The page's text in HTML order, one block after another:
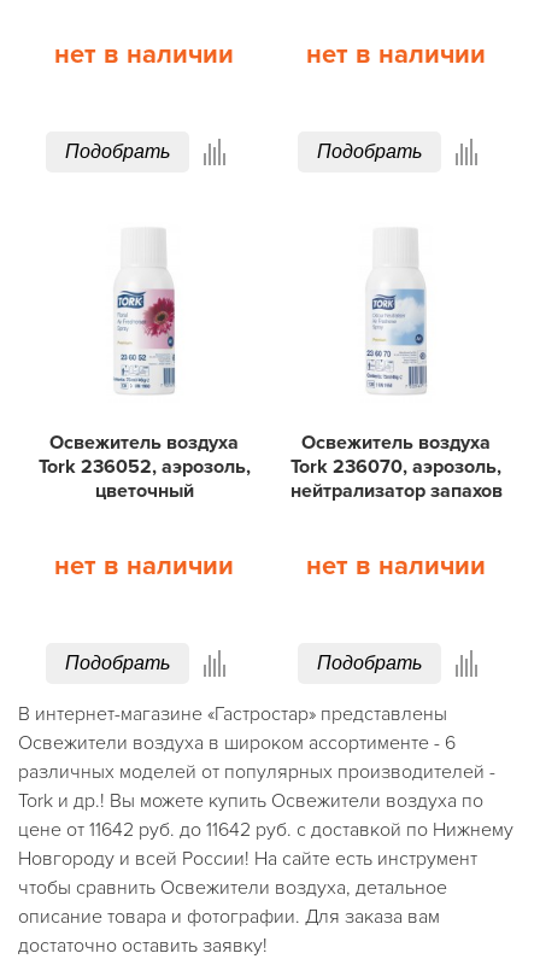
нет в наличии
Подобрать
нет в наличии
Подобрать
Освежитель воздуха
Tork 236052, аэрозоль,
цветочный
нет в наличии
Подобрать
Освежитель воздуха
Tork 236070, аэрозоль,
нейтрализатор запахов
нет в наличии
Подобрать
В интернет-магазине «Гастростар» представлены
Освежители воздуха в широком ассортименте - 6
различных моделей от популярных производителей -
Tork и др.! Вы можете купить Освежители воздуха по
цене от 11642 руб. до 11642 руб. с доставкой по Нижнему
Новгороду и всей России! На сайте есть инструмент
чтобы сравнить Освежители воздуха, детальное
описание товара и фотографии. Для заказа вам
достаточно оставить заявку!